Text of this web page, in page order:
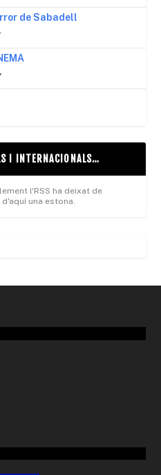
de Sabadell
I INTERNACIONALS…
l'RSS ha deixat de
una estona.